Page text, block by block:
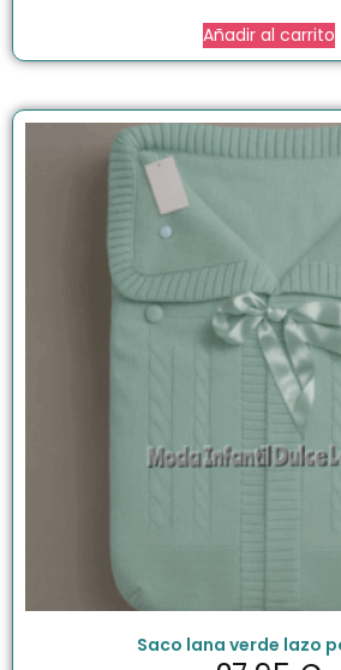
Añadir al carrito
Saco lana verde lazo